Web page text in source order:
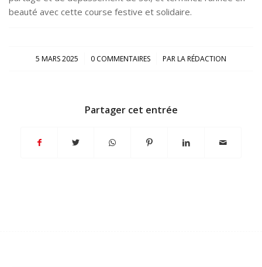
beauté avec cette course festive et solidaire.
5 MARS 2025
/ 0 COMMENTAIRES
/ PARLA RÉDACTION
Partager cet entrée